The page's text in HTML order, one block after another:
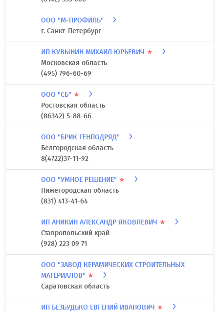
ООО "М-ПРОФИЛЬ"
г. Санкт-Петербург
ИП КУВЫНИН МИХАИЛ ЮРЬЕВИЧ ★
Московская область
(495) 796-60-69
ООО "СБ" ★
Ростовская область
(86342) 5-88-66
ООО "БРИК ГЕНПОДРЯД"
Белгородская область
8(4722)37-11-92
ООО "УМНОЕ РЕШЕНИЕ" ★
Нижегородская область
(831) 413-41-64
ИП АНИКИН АЛЕКСАНДР ЯКОВЛЕВИЧ ★
Ставропольский край
(928) 223 09 71
ООО "ЗАВОД КЕРАМИЧЕСКИХ СТРОИТЕЛЬНЫХ
МАТЕРИАЛОВ" ★
Саратовская область
ИП БЕЗБУДЬКО ЕВГЕНИЙ ИВАНОВИЧ ★